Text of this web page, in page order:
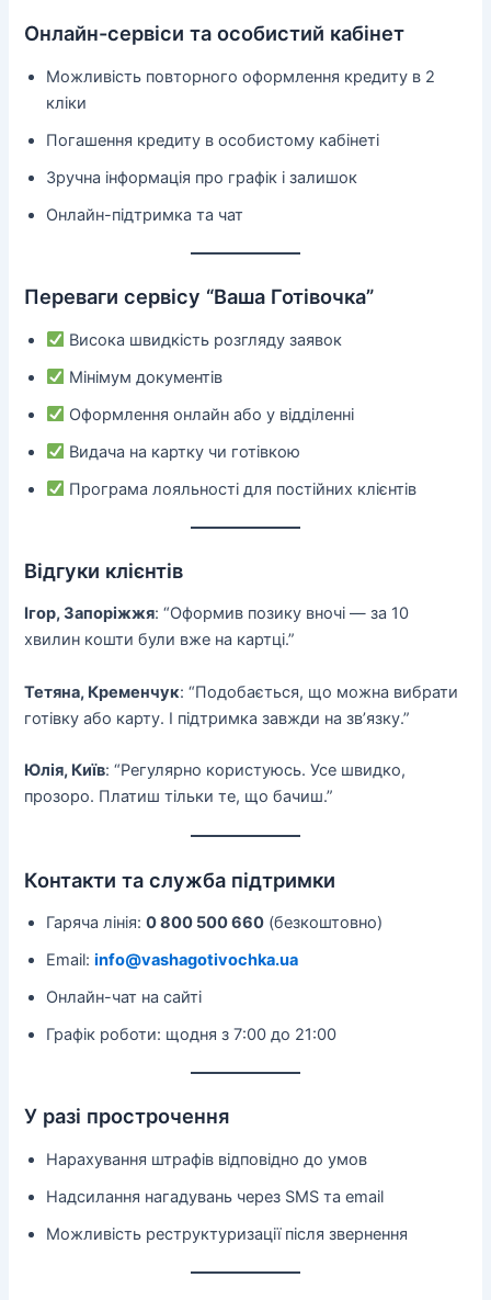
Онлайн-сервіси та особистий кабінет
Можливість повторного оформлення кредиту в 2
кліки
Погашення кредиту в особистому кабінеті
Зручна інформація про графік і залишок
Онлайн-підтримка та чат
Переваги сервісу “Ваша Готівочка”
Висока швидкість розгляду заявок
Мінімум документів
Оформлення онлайн або у відділенні
Видача на картку чи готівкою
Програма лояльності для постійних клієнтів
Відгуки клієнтів
Ігор, Запоріжжя: “Оформив позику вночі — за 10
хвилин кошти були вже на картці.”
Тетяна, Кременчук: “Подобається, що можна вибрати
готівку або карту. І підтримка завжди на зв’язку.”
Юлія, Київ: “Регулярно користуюсь. Усе швидко,
прозоро. Платиш тільки те, що бачиш.”
Контакти та служба підтримки
Гаряча лінія:0 800 500 660 (безкоштовно)
Email:info@vashagotivochka.ua
Онлайн-чат на сайті
Графік роботи: щодня з 7:00 до 21:00
У разі прострочення
Нарахування штрафів відповідно до умов
Надсилання нагадувань через SMS та email
Можливість реструктуризації після звернення